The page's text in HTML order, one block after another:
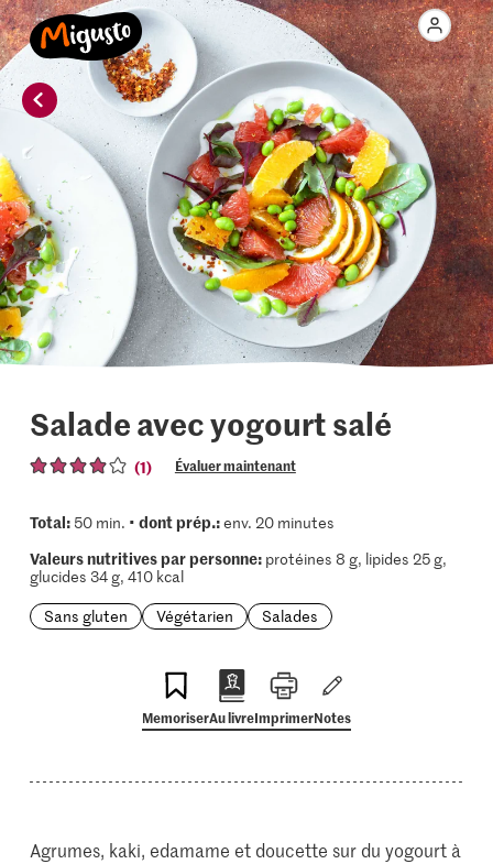
Salade avec yogourt salé
(1) Évaluer maintenant
Total:50 min. • dont prép.:env. 20 minutes
Valeurs nutritives par personne:protéines 8 g, lipides 25 g,
glucides 34 g, 410 kcal
Sans gluten
Végétarien Salades
MemoriserAu livreImprimerNotes
Agrumes, kaki, edamame et doucette sur du yogourt à